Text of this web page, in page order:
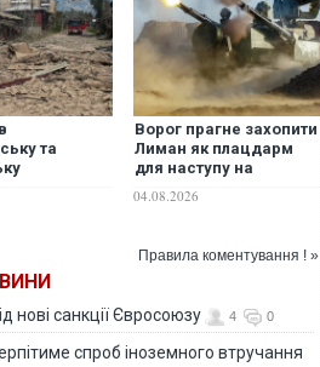
та
Ворог прагне захопити
Лиман як плацдарм
для наступу на
Краматорськ -
04.08.2026
Правила коментування ! »
нові санкції Євросоюзу 4 0
спроб іноземного втручання